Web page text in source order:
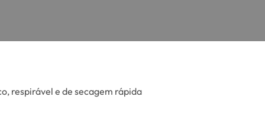
respirável e de secagem rápida